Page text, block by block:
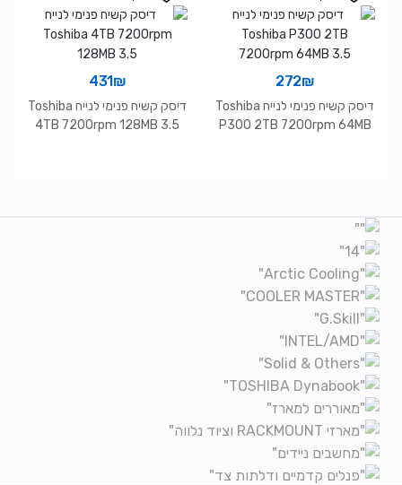
272₪
דיסק קשיח פנימי לנייח Toshiba
P300 2TB 7200rpm 64MB
431 ₪
דיסק קשיח פנימי לנייח Toshiba
4TB 7200rpm 128MB 3.5
Brands Carousel